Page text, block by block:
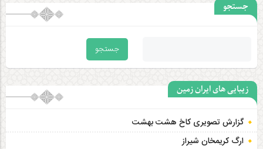
جستجو
زیبایی های ایران زمین
گزارش تصویری کاخ هشت‌ بهشت
ارگ کریمخان شیراز